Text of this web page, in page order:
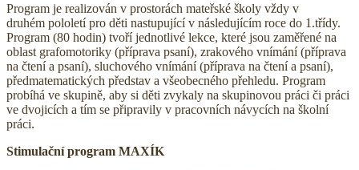
Program je realizován v prostorách mateřské školy vždy v
druhém pololetí pro děti nastupující v následujícím roce do 1.třídy.
Program (80 hodin) tvoří jednotlivé lekce, které jsou zaměřené na
oblast grafomotoriky (příprava psaní), zrakového vnímání (příprava
na čtení a psaní), sluchového vnímání (příprava na čtení a psaní),
předmatematických představ a všeobecného přehledu. Program
probíhá ve skupině, aby si děti zvykaly na skupinovou práci či práci
ve dvojicích a tím se připravily v pracovních návycích na školní
práci.
Stimulační program MAXÍK